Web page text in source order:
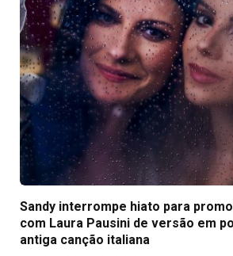
Sandy interrompe hiato para
com Laura Pausini de versão em
antiga canção italiana